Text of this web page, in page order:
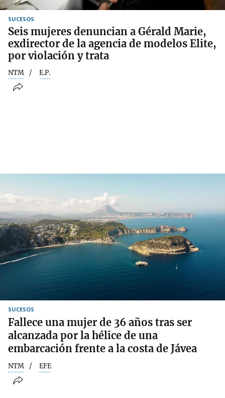
SUCESOS
Seis mujeres denuncian a Gérald Marie,
exdirector de la agencia de modelos Elite,
por violación y trata
NTM E.P.
SUCESOS
Fallece una mujer de 36 años tras ser
alcanzada por la hélice de una
embarcación frente a la costa de Jávea
NTM EFE